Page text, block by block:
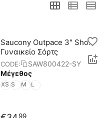
Saucony Outpace 3" Short
Γυναικείο Σόρτς
CODE:
SAW800422-SY
Μέγεθος
XS S M L
99